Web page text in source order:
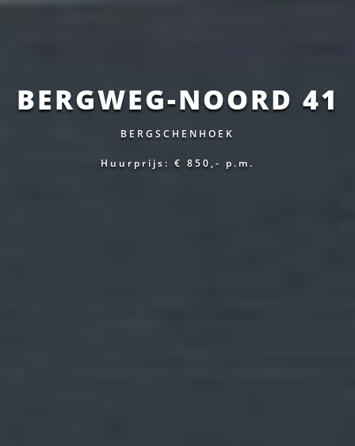
BERGWEG-NOORD 41
BERGSCHENHOEK
Huurprijs: € 850,- p.m.